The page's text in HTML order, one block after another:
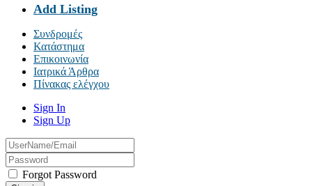
Add Listing
Συνδρομές
Κατάστημα
Επικοινωνία
Ιατρικά Άρθρα
Πίνακας ελέγχου
Sign In
Sign Up
Forgot Password